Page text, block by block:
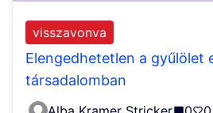
Elengedhetetlen a gyűlölet
társadalomban
visszavonva